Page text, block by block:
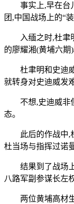
事实上,早在台
团,中国战场上的“
入缅之时,杜聿
的廖耀湘(黄埔六期
杜聿明和史迪
就转身对史迪威发
不想,史迪威非
态。
此后的作战中,
杜当场与指挥过诺
结果到了战场
八路军副参谋长左
两位黄埔高材